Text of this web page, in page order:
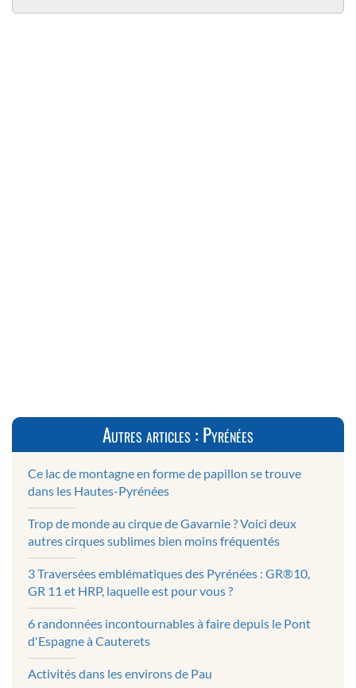
Autres articles : Pyrénées
Ce lac de montagne en forme de papillon se trouve
dans les Hautes-Pyrénées
Trop de monde au cirque de Gavarnie ? Voici deux
autres cirques sublimes bien moins fréquentés
3 Traversées emblématiques des Pyrénées : GR®10,
GR 11 et HRP, laquelle est pour vous ?
6 randonnées incontournables à faire depuis le Pont
d'Espagne à Cauterets
Activités dans les environs de Pau